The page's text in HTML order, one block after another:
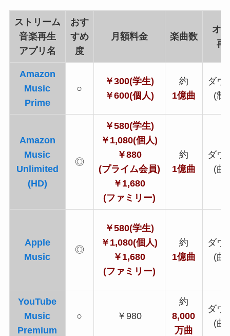
ストリーム
音楽再生
アプリ名
おす
すめ
度
月額料金 楽曲数
オ
再
Amazon
Music
Prime
○
￥300(学生)
￥600(個人)
約
1億曲
ダウ
(制
Amazon
Music
Unlimited
(HD)
◎
￥580(学生)
￥1,080(個人)
￥880
(プライム会員)
￥1,680
(ファミリー)
約
1億曲
ダウ
(曲
Apple
Music
◎
￥580(学生)
￥1,080(個人)
￥1,680
(ファミリー)
約
1億曲
ダウ
(曲
YouTube
Music
Premium
○ ￥980
約
8,000
万曲
ダウ
(曲